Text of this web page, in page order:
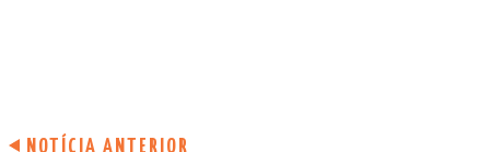
NOTÍCIA ANTERIOR